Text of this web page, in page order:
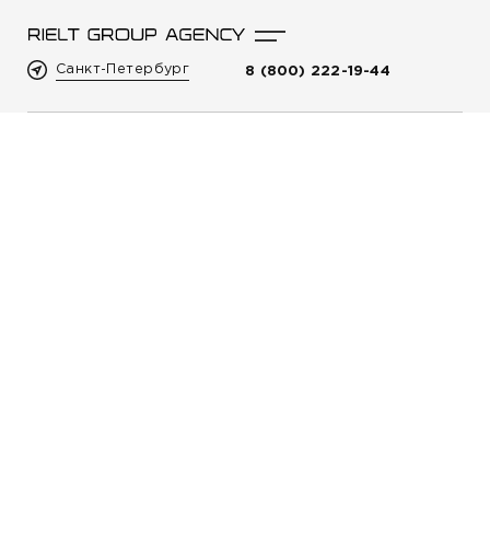
Санкт-Петербург 8 (800) 222-19-44